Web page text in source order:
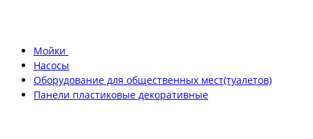
Мойки
Насосы
Оборудование для общественных мест(туалетов)
Панели пластиковые декоративные